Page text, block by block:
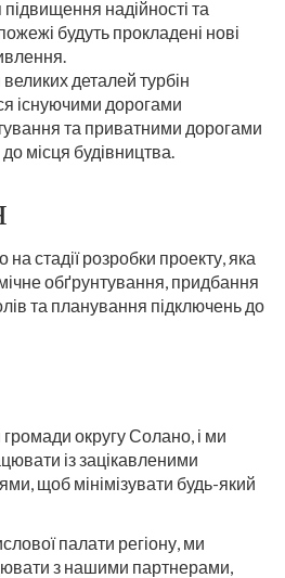
надійності та
будуть прокладені нові
деталей турбін
існуючими дорогами
та приватними дорогами
місця будівництва.
стадії розробки проекту, яка
обґрунтування, придбання
та планування підключень до
округу Солано, і ми
із зацікавленими
щоб мінімізувати будь-який
палати регіону, ми
з нашими партнерами,